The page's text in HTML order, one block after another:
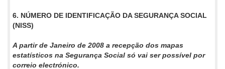
6. NÚMERO DE IDENTIFICAÇÃO DA SEGURANÇA SOCIAL
(NISS)
A partir de Janeiro de 2008 a recepção dos mapas
estatísticos na Segurança Social só vai ser possível por
correio electrónico.